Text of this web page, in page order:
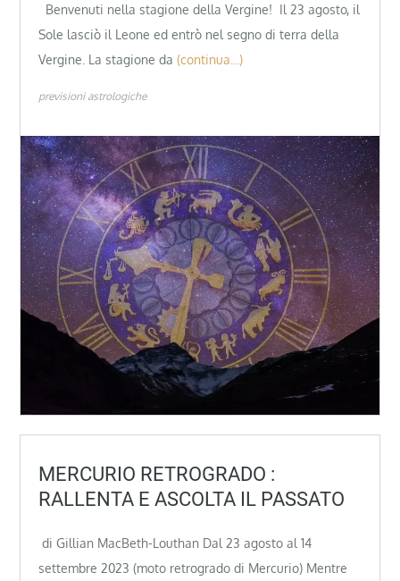
Benvenuti nella stagione della Vergine! Il 23 agosto, il
Sole lasciò il Leone ed entrò nel segno di terra della
Vergine. La stagione da (continua…)
previsioni astrologiche
MERCURIO RETROGRADO :
RALLENTA E ASCOLTA IL PASSATO
di Gillian MacBeth-Louthan Dal 23 agosto al 14
settembre 2023 (moto retrogrado di Mercurio) Mentre